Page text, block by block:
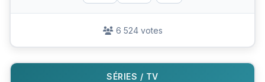
6 524 votes
SÉRIES / TV